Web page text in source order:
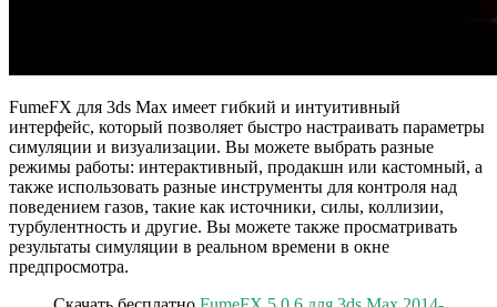
FumeFX для 3ds Max имеет гибкий и интуитивный
интерфейс, который позволяет быстро настраивать параметры
симуляции и визуализации. Вы можете выбрать разные
режимы работы: интерактивный, продакшн или кастомный, а
также использовать разные инструменты для контроля над
поведением газов, такие как источники, силы, коллизии,
турбулентность и другие. Вы можете также просматривать
результаты симуляции в реальном времени в окне
предпросмотра.